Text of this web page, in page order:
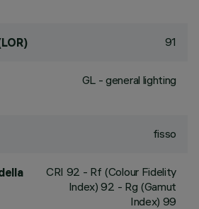
91
GL - general lighting
fisso
CRI 92 - Rf (Colour Fidelity
Index) 92 - Rg (Gamut
Index) 99